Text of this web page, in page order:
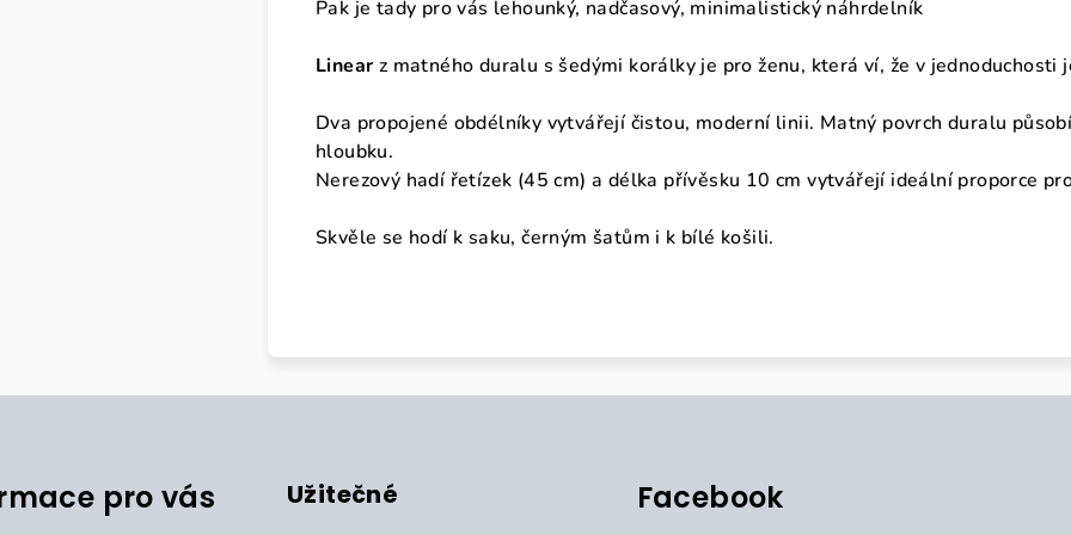
Pak je tady pro vás lehounký, nadčasový, minimalistický náhrdelník
Linearz matného duralu s šedými korálky je pro ženu, která ví, že v jednoduchosti
Dva propojené obdélníky vytvářejí čistou, moderní linii. Matný povrch duralu
hloubku.
Nerezový hadí řetízek (45 cm) a délka přívěsku 10 cm vytvářejí ideální proporce
Skvěle se hodí k saku, černým šatům i k bílé košili.
pro vás Užitečné Facebook